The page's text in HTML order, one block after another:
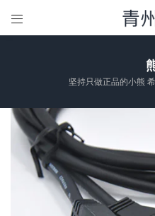

坚持只做正品的小熊